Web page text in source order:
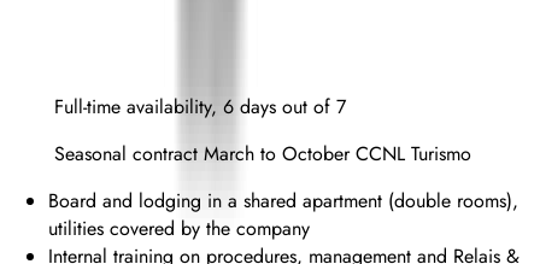
Full-time availability, 6 days out of 7
Seasonal contract March to October CCNL Turismo
Board and lodging in a shared apartment (double rooms),
utilities covered by the company
Internal training on procedures, management and Relais &